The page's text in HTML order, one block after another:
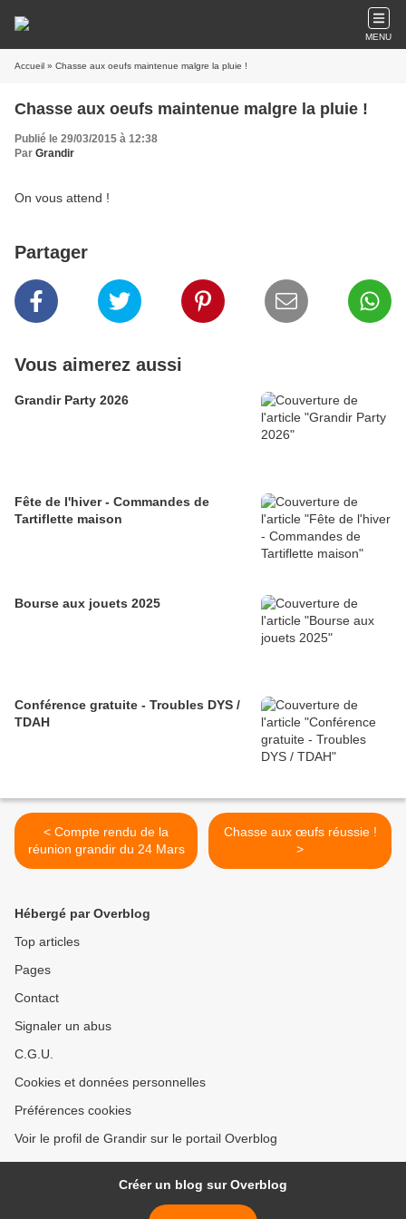
MENU
Accueil » Chasse aux oeufs maintenue malgre la pluie !
Chasse aux oeufs maintenue malgre la pluie !
Publié le 29/03/2015 à 12:38
Par Grandir
On vous attend !
Partager
Vous aimerez aussi
Grandir Party 2026
Fête de l'hiver - Commandes de
Tartiflette maison
Bourse aux jouets 2025
Conférence gratuite - Troubles DYS /
TDAH
< Compte rendu de la
réunion grandir du 24 Mars
Chasse aux œufs réussie !
>
Hébergé par Overblog
Top articles
Pages
Contact
Signaler un abus
C.G.U.
Cookies et données personnelles
Préférences cookies
Voir le profil de Grandir sur le portail Overblog
Créer un blog sur Overblog